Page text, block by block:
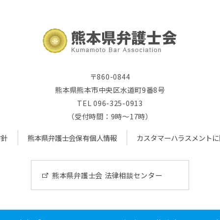
〒860-0844
熊本県熊本市中央区水道町9番8号
TEL 096-325-0913
（受付時間：9時～17時）
熊本県弁護士会保有個人情報 カスタマーハラスメント
熊本県弁護士会 法律相談センター